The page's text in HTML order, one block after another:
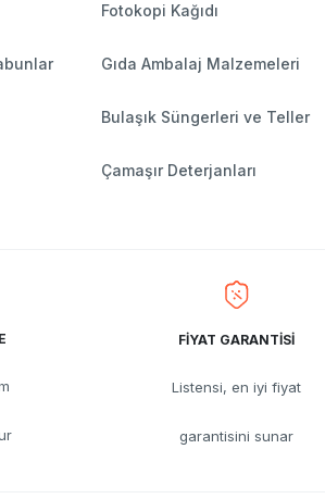
Fotokopi Kağıdı
Gıda Ambalaj Malzemeleri
Bulaşık Süngerleri ve Teller
Çamaşır Deterjanları
FİYAT GARANTİSİ
Listensi, en iyi fiyat
garantisini sunar